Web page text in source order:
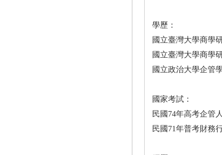
學歷：
國立臺灣大學商學
國立臺灣大學商學
國立政治大學企管
國家考試：
民國74年高考企管
民國71年普考財務